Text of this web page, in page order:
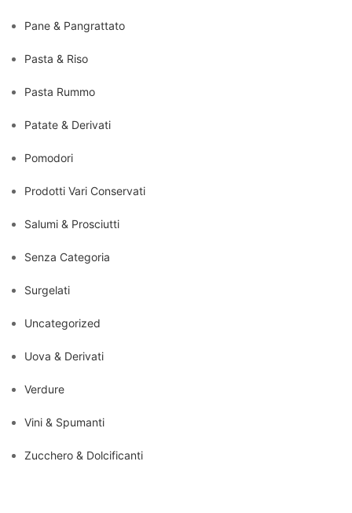
Pane & Pangrattato
Pasta & Riso
Pasta Rummo
Patate & Derivati
Pomodori
Prodotti Vari Conservati
Salumi & Prosciutti
Senza Categoria
Surgelati
Uncategorized
Uova & Derivati
Verdure
Vini & Spumanti
Zucchero & Dolcificanti